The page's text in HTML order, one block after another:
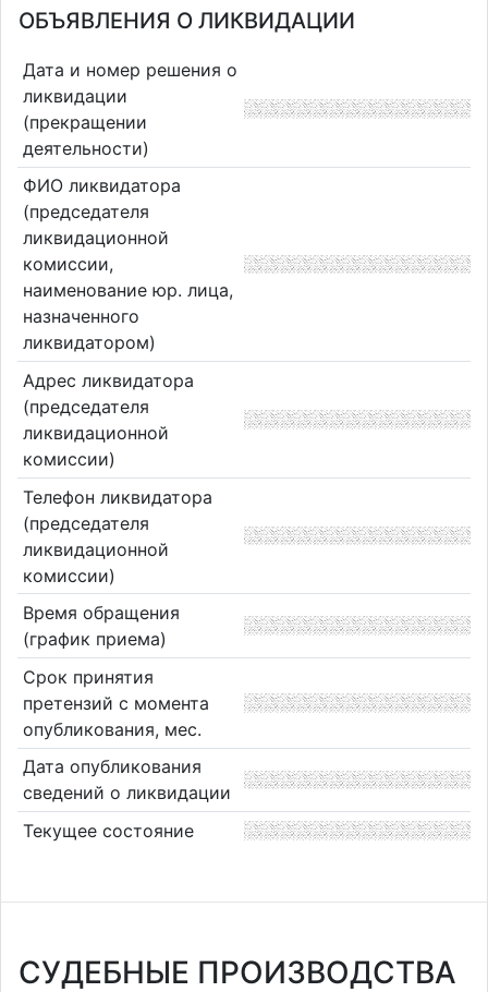
ОБЪЯВЛЕНИЯ О ЛИКВИДАЦИИ
Дата и номер решения о
ликвидации
(прекращении
деятельности)
ФИО ликвидатора
(председателя
ликвидационной
комиссии,
наименование юр. лица,
назначенного
ликвидатором)
Адрес ликвидатора
(председателя
ликвидационной
комиссии)
Телефон ликвидатора
(председателя
ликвидационной
комиссии)
Время обращения
(график приема)
Срок принятия
претензий с момента
опубликования, мес.
Дата опубликования
сведений о ликвидации
Текущее состояние
СУДЕБНЫЕ ПРОИЗВОДСТВА